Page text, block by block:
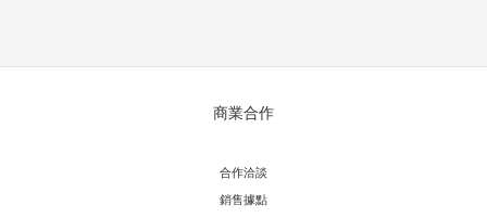
商業合作
合作洽談
銷售據點